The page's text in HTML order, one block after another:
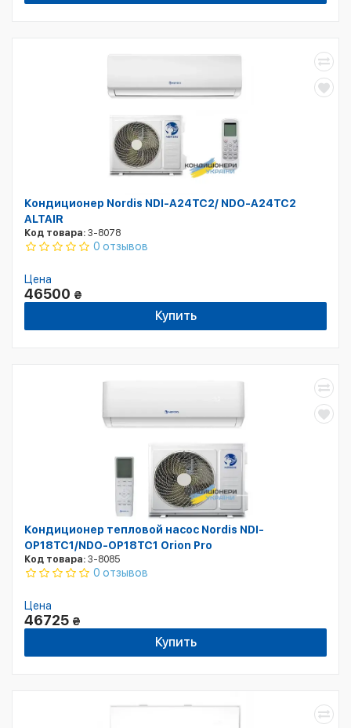
Кондиционер Nordis NDI-A24TC2/ NDO-A24TC2
ALTAIR
Код товара: 3-8078
0 отзывов
Цена
46500 ₴
Купить
Кондиционер тепловой насос Nordis NDI-
OP18TC1/NDO-OP18TC1 Orion Pro
Код товара: 3-8085
0 отзывов
Цена
46725 ₴
Купить